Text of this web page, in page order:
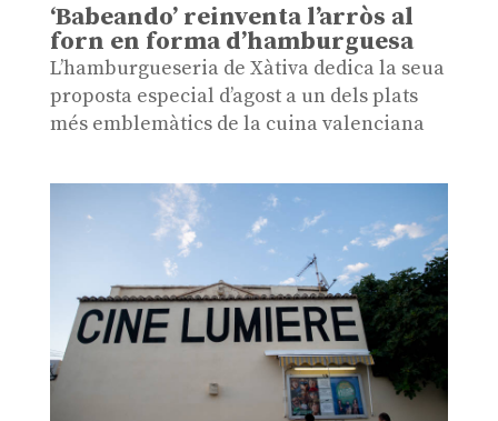
‘Babeando’ reinventa l’arròs al
forn en forma d’hamburguesa
L’hamburgueseria de Xàtiva dedica la seua
proposta especial d’agost a un dels plats
més emblemàtics de la cuina valenciana